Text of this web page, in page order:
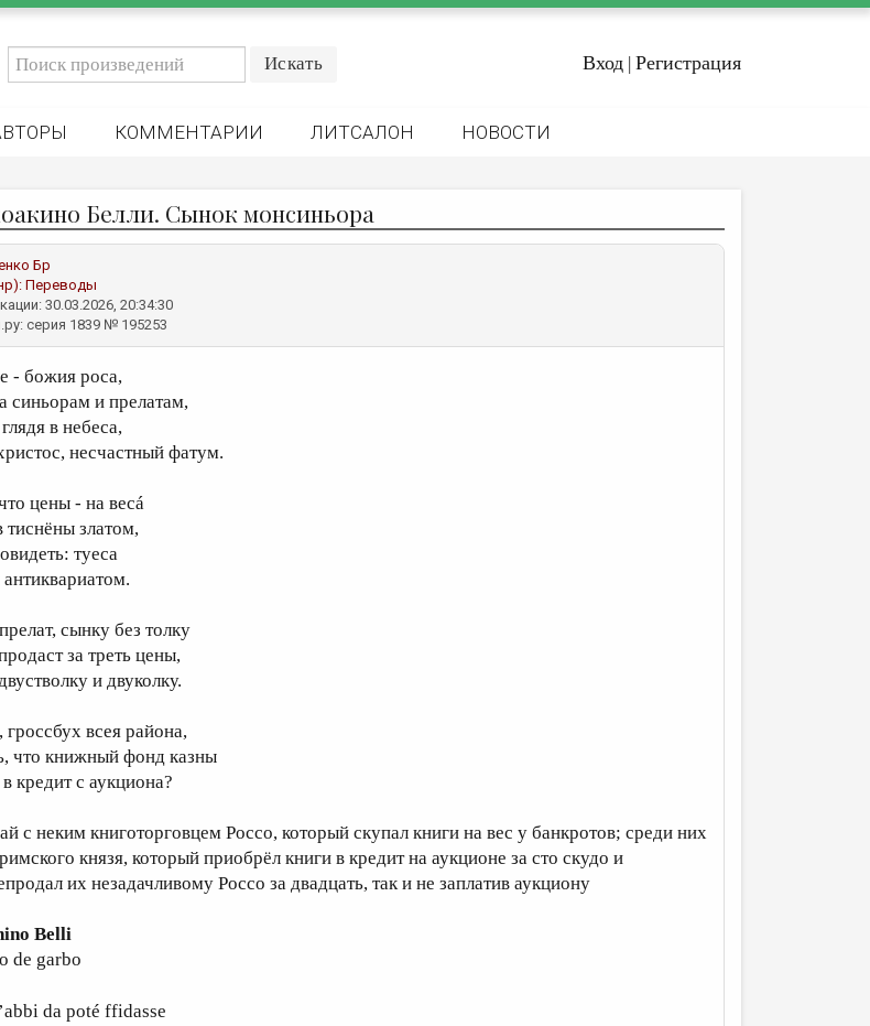
Вход | Регистрация
КОММЕНТАРИИ ЛИТСАЛОН НОВОСТИ
Белли. Сынок монcиньора
Бр
Переводы
30.03.2026, 20:34:30
серия 1839 № 195253
- божия роса,
синьорам и прелатам,
в небеса,
несчастный фатум.
цены - на весá
златом,
туеса
сынку без толку
за треть цены,
и двуколку.
всея района,
что книжный фонд казны
кредит с аукциона?
с неким книготорговцем Россо, который скупал книги на вес у банкротов; cреди них
князя, который приобрёл книги в кредит на аукционе за сто скудо и
их незадачливому Россо за двадцать, так и не заплатив аукциону
Belli
de garbo
da poté ffidasse